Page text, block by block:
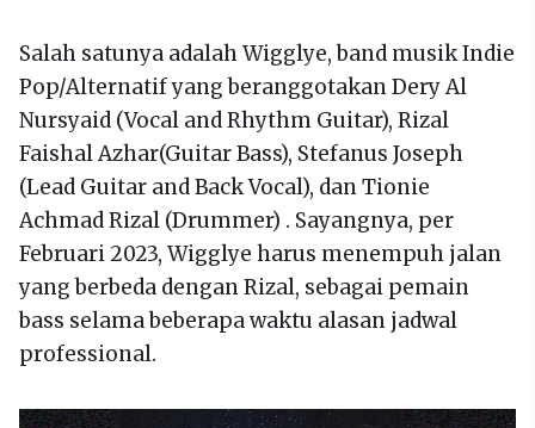
Salah satunya adalah Wigglye, band musik Indie
Pop/Alternatif yang beranggotakan Dery Al
Nursyaid (Vocal and Rhythm Guitar), Rizal
Faishal Azhar(Guitar Bass), Stefanus Joseph
(Lead Guitar and Back Vocal), dan Tionie
Achmad Rizal (Drummer) . Sayangnya, per
Februari 2023, Wigglye harus menempuh jalan
yang berbeda dengan Rizal, sebagai pemain
bass selama beberapa waktu alasan jadwal
professional.